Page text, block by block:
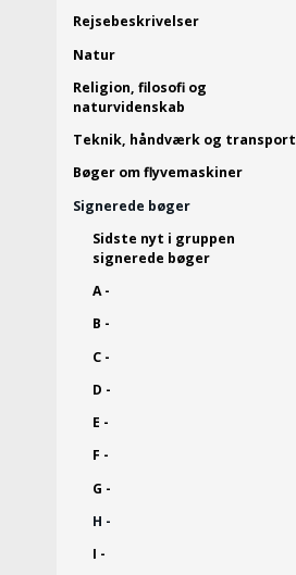
Rejsebeskrivelser
Natur
Religion, filosofi og
naturvidenskab
Teknik, håndværk og transport
Bøger om flyvemaskiner
Signerede bøger
Sidste nyt i gruppen
signerede bøger
A -
B -
C -
D -
E -
F -
G -
H -
I -